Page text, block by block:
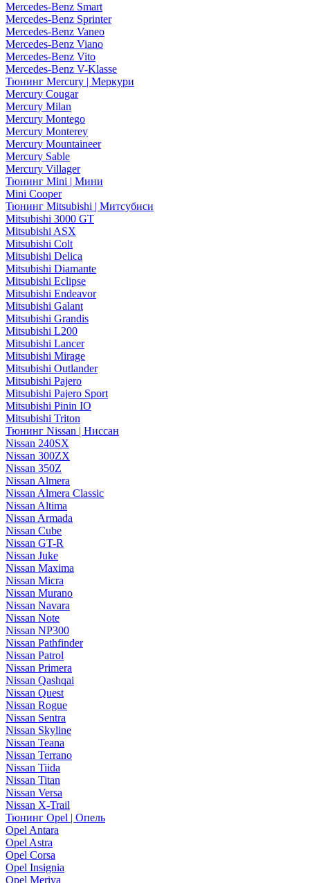
Mercedes-Benz Smart
Mercedes-Benz Sprinter
Mercedes-Benz Vaneo
Mercedes-Benz Viano
Mercedes-Benz Vito
Mercedes-Benz V-Klasse
Тюнинг Mercury | Меркури
Mercury Cougar
Mercury Milan
Mercury Montego
Mercury Monterey
Mercury Mountaineer
Mercury Sable
Mercury Villager
Тюнинг Mini | Мини
Mini Cooper
Тюнинг Mitsubishi | Митсубиси
Mitsubishi 3000 GT
Mitsubishi ASX
Mitsubishi Colt
Mitsubishi Delica
Mitsubishi Diamante
Mitsubishi Eclipse
Mitsubishi Endeavor
Mitsubishi Galant
Mitsubishi Grandis
Mitsubishi L200
Mitsubishi Lancer
Mitsubishi Mirage
Mitsubishi Outlander
Mitsubishi Pajero
Mitsubishi Pajero Sport
Mitsubishi Pinin IO
Mitsubishi Triton
Тюнинг Nissan | Ниссан
Nissan 240SX
Nissan 300ZX
Nissan 350Z
Nissan Almera
Nissan Almera Classic
Nissan Altima
Nissan Armada
Nissan Cube
Nissan GT-R
Nissan Juke
Nissan Maxima
Nissan Micra
Nissan Murano
Nissan Navara
Nissan Note
Nissan NP300
Nissan Pathfinder
Nissan Patrol
Nissan Primera
Nissan Qashqai
Nissan Quest
Nissan Rogue
Nissan Sentra
Nissan Skyline
Nissan Teana
Nissan Terrano
Nissan Tiida
Nissan Titan
Nissan Versa
Nissan X-Trail
Тюнинг Opel | Опель
Opel Antara
Opel Astra
Opel Corsa
Opel Insignia
Opel Meriva